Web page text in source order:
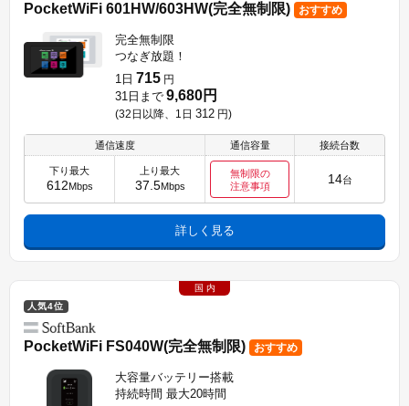
PocketWiFi 601HW/603HW(完全無制限) おすすめ
完全無制限
つなぎ放題！
1日 715 円
31日まで 9,680円
(32日以降、1日 312 円)
通信速度 通信容量 接続台数
下り最大
612Mbps
上り最大
37.5Mbps
無制限の
注意事項
14台
詳しく見る
国 内
人気4位
PocketWiFi FS040W(完全無制限) おすすめ
大容量バッテリー搭載
持続時間 最大20時間